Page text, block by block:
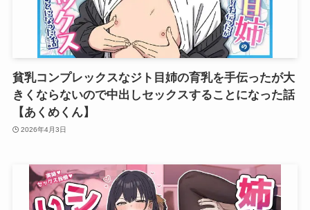
貧乳コンプレックスなジト目姉の育乳を手伝ったが大
きくならないので中出しセックスすることになった話
【あくめくん】
2026年4月3日